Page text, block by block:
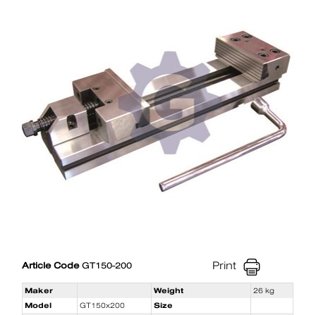
Article CodeGT150-200 Print
Maker Weight
26 kg
Model
GT150x200
Size